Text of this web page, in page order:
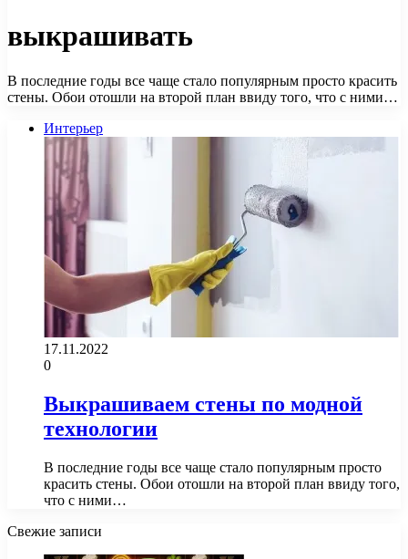
выкрашивать
В последние годы все чаще стало популярным просто красить
стены. Обои отошли на второй план ввиду того, что с ними…
Интерьер
17.11.2022
0
Выкрашиваем стены по модной
технологии
В последние годы все чаще стало популярным просто
красить стены. Обои отошли на второй план ввиду того,
что с ними…
Свежие записи